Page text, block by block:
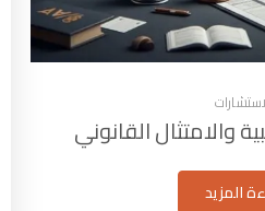
والامتثال القانوني
المزيد